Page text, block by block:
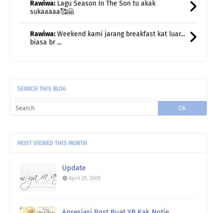
Rawiwa: Weekend kami jarang breakfast kat luar...
biasa br ...
Rawiwa: Taksabar juga nak bersara huhu
SEARCH THIS BLOG
MOST VIEWED THIS MONTH
Update
April 29, 2009